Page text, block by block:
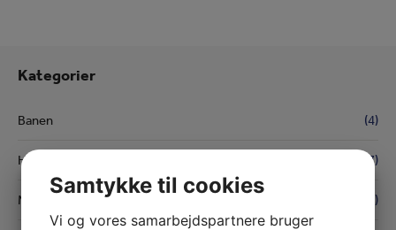
Kategorier
Banen (4)
Holgers Drenge (7)
Medlemsnyt (16)
Samtykke til cookies
Vi og vores samarbejdspartnere bruger